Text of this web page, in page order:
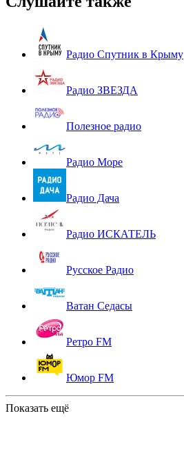
Радио Спутник в Крыму
Радио ЗВЕЗДА
Полезное радио
Радио Море
Радио Дача
Радио ИСКАТЕЛЬ
Русское Радио
Ватан Седасы
Ретро FM
Юмор FM
Показать ещё